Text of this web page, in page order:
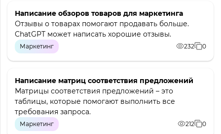
Написание обзоров товаров для маркетинга
Отзывы о товарах помогают продавать больше.
ChatGPT может написать хорошие отзывы.
Маркетинг 232 0
Написание матриц соответствия предложений
Матрицы соответствия предложений – это
таблицы, которые помогают выполнить все
требования запроса.
Маркетинг 212 0